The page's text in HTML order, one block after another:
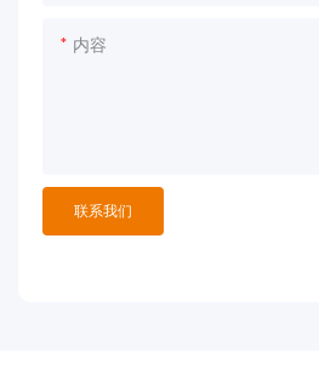
内容
联系我们